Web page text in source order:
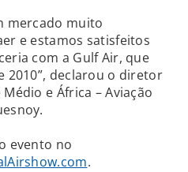
mercado muito
e estamos satisfeitos
com a Gulf Air, que
2010”, declarou o diretor
e África – Aviação
evento no
.